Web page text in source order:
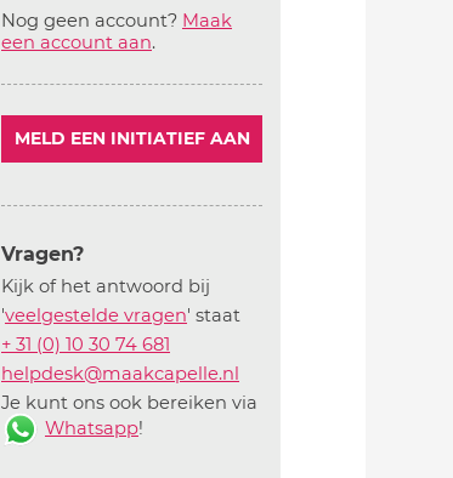
Nog geen account? Maak
een account aan.
MELD EEN INITIATIEF AAN
Vragen?
Kijk of het antwoord bij
'veelgestelde vragen' staat
+ 31 (0) 10 30 74 681
helpdesk@maakcapelle.nl
Je kunt ons ook bereiken via
Whatsapp!